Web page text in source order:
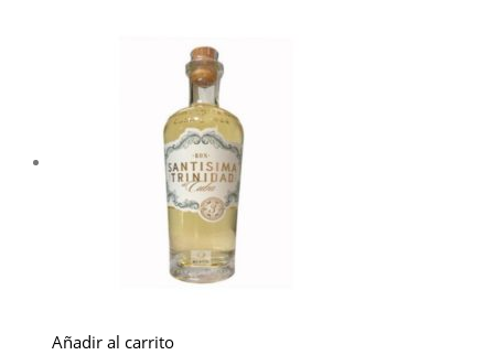
Añadir al carrito